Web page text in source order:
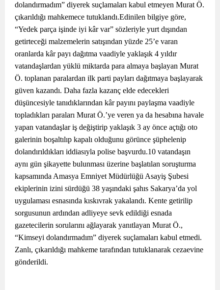
dolandırmadım” diyerek suçlamaları kabul etmeyen Murat Ö.
çıkarıldığı mahkemece tutuklandı.Edinilen bilgiye göre,
“Yedek parça işinde iyi kâr var” sözleriyle yurt dışından
getirteceği malzemelerin satışından yüzde 25’e varan
oranlarda kâr payı dağıtma vaadiyle yaklaşık 4 yıldır
vatandaşlardan yüklü miktarda para almaya başlayan Murat
Ö. toplanan paralardan ilk parti payları dağıtmaya başlayarak
güven kazandı. Daha fazla kazanç elde edecekleri
düşüncesiyle tanıdıklarından kâr payını paylaşma vaadiyle
topladıkları paraları Murat Ö.’ye veren ya da hesabına havale
yapan vatandaşlar iş değiştirip yaklaşık 3 ay önce açtığı oto
galerinin boşaltılıp kapalı olduğunu görünce şüphelenip
dolandırıldıkları iddiasıyla polise başvurdu.10 vatandaşın
aynı gün şikayette bulunması üzerine başlatılan soruşturma
kapsamında Amasya Emniyet Müdürlüğü Asayiş Şubesi
ekiplerinin izini sürdüğü 38 yaşındaki şahıs Sakarya’da yol
uygulaması esnasında kıskıvrak yakalandı. Kente getirilip
sorgusunun ardından adliyeye sevk edildiği esnada
gazetecilerin sorularını ağlayarak yanıtlayan Murat Ö.,
“Kimseyi dolandırmadım” diyerek suçlamaları kabul etmedi.
Zanlı, çıkarıldığı mahkeme tarafından tutuklanarak cezaevine
gönderildi.